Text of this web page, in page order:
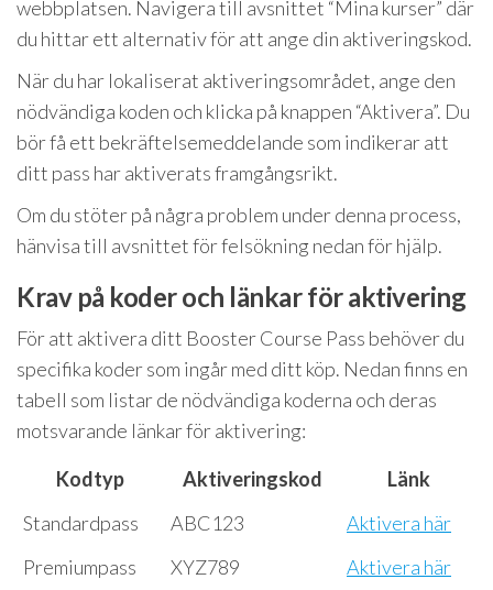
webbplatsen. Navigera till avsnittet “Mina kurser” där
du hittar ett alternativ för att ange din aktiveringskod.
När du har lokaliserat aktiveringsområdet, ange den
nödvändiga koden och klicka på knappen “Aktivera”. Du
bör få ett bekräftelsemeddelande som indikerar att
ditt pass har aktiverats framgångsrikt.
Om du stöter på några problem under denna process,
hänvisa till avsnittet för felsökning nedan för hjälp.
Krav på koder och länkar för aktivering
För att aktivera ditt Booster Course Pass behöver du
specifika koder som ingår med ditt köp. Nedan finns en
tabell som listar de nödvändiga koderna och deras
motsvarande länkar för aktivering:
Kodtyp
Aktiveringskod
Länk
Standardpass
ABC123
Aktivera här
Premiumpass
XYZ789 Aktivera här